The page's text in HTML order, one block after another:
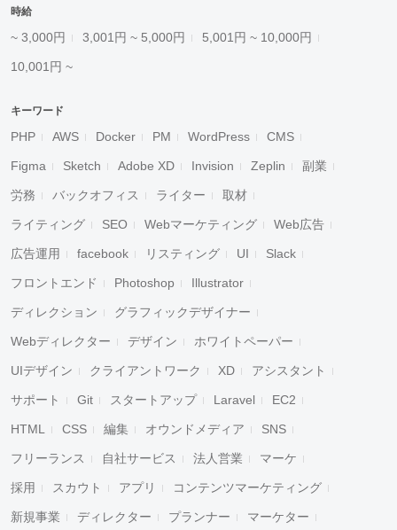
時給
~ 3,000円 3,001円 ~ 5,000円 5,001円 ~ 10,000円
10,001円 ~
キーワード
PHP AWS Docker PM WordPress CMS
Figma Sketch Adobe XD Invision Zeplin 副業
労務 バックオフィス ライター 取材
ライティング SEO Webマーケティング Web広告
広告運用 facebook リスティング UI Slack
フロントエンド Photoshop Illustrator
ディレクション グラフィックデザイナー
Webディレクター デザイン ホワイトペーパー
UIデザイン クライアントワーク XD アシスタント
サポート Git スタートアップ Laravel EC2
HTML CSS 編集 オウンドメディア SNS
フリーランス 自社サービス 法人営業 マーケ
採用 スカウト アプリ コンテンツマーケティング
新規事業 ディレクター プランナー マーケター